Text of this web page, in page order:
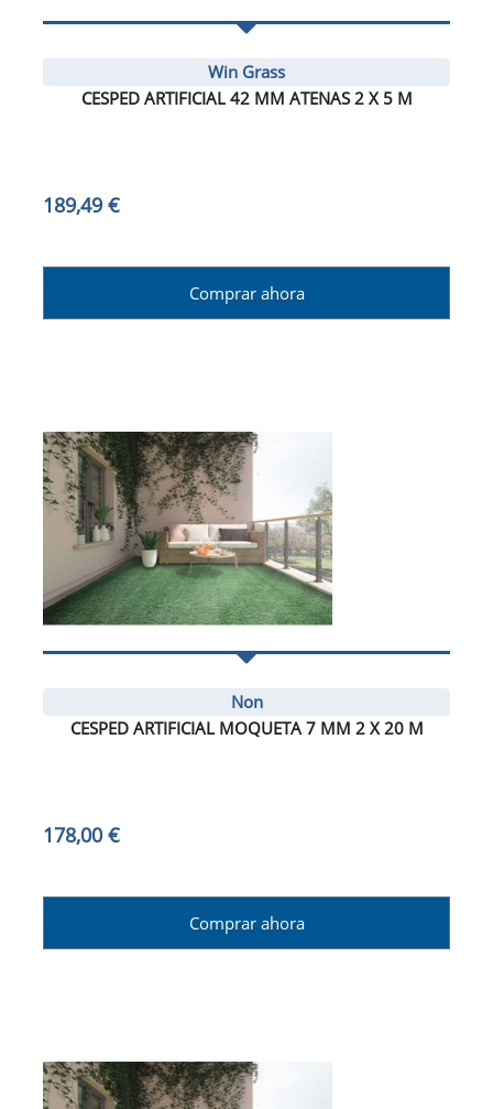
Win Grass
CESPED ARTIFICIAL 42 MM ATENAS 2 X 5 M
189,49 €
Comprar ahora
Non
CESPED ARTIFICIAL MOQUETA 7 MM 2 X 20 M
178,00 €
Comprar ahora